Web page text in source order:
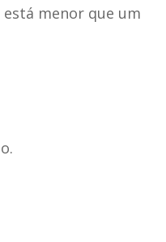
menor que um